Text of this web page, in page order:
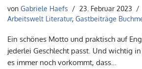
von Gabriele Haefs
23. Februar 2023
Arbeitswelt Literatur, Gastbeiträge
Ein schönes Motto und praktisch auf
jederlei Geschlecht passt. Und wichtig
es immer noch vorkommt, dass…